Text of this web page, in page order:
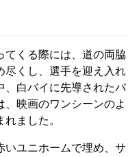
くる際には、道の両脇
尽くし、選手を迎え入れ
、白バイに先導されたバ
、映画のワンシーンのよ
ました。
ユニホームで埋め、サ